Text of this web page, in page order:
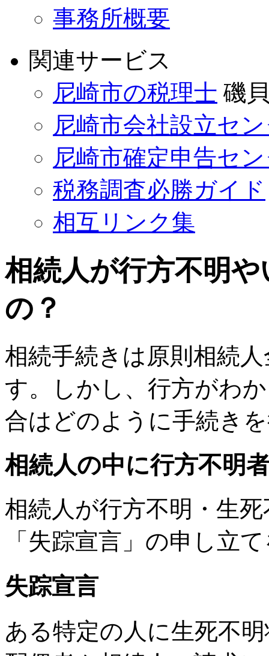
事務所概要
関連サービス
尼崎市の税理士 磯
尼崎市会社設立セ
尼崎市確定申告セ
税務調査必勝ガイド
相互リンク集
相続人が行方不明
の？
相続手続きは原則相続
す。しかし、行方がわ
合はどのように手続き
相続人の中に行方不明
相続人が行方不明・生
「失踪宣言」の申し立
失踪宣言
ある特定の人に生死不